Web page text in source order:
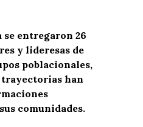
se entregaron 26
y lideresas de
poblacionales,
trayectorias han
comunidades.